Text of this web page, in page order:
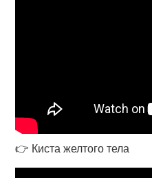
👉 Киста желтого тела